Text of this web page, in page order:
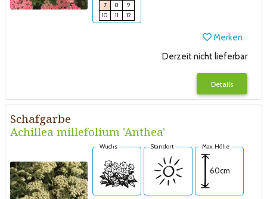
7
8
9
10
11 12
Merken
Derzeit nicht lieferbar
Details
Schafgarbe
Achillea millefolium 'Anthea'
Wuchs Standort Max. Höhe
60cm